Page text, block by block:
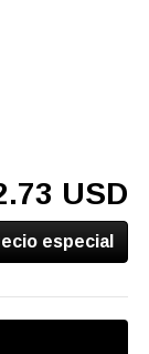
USD
especial